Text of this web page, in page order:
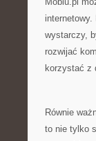
wystarczy,
rozwijać
korzystać z
Równie
to nie tylko